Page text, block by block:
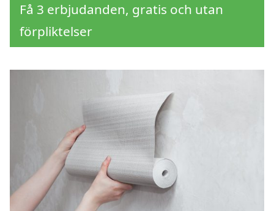
Få 3 erbjudanden, gratis och utan
förpliktelser